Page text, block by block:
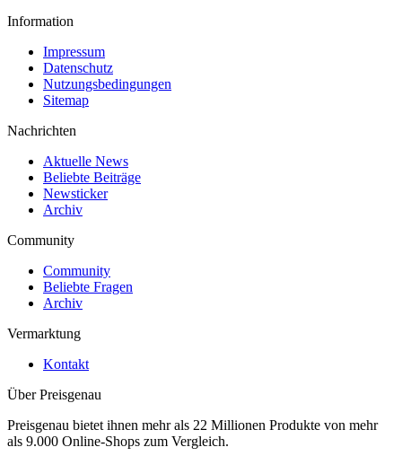
Information
Impressum
Datenschutz
Nutzungsbedingungen
Sitemap
Nachrichten
Aktuelle News
Beliebte Beiträge
Newsticker
Archiv
Community
Community
Beliebte Fragen
Archiv
Vermarktung
Kontakt
Über Preisgenau
Preisgenau bietet ihnen mehr als 22 Millionen Produkte von mehr
als 9.000 Online-Shops zum Vergleich.